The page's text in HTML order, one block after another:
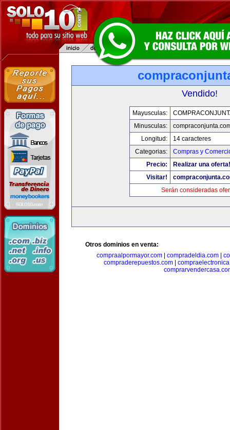
Vendido!
Mayusculas:
Minusculas:
Longitud:
14 caracteres
Categorias:
Compras y
Precio:
Realizar una oferta!
Visitar!
Serán consideradas
Otros dominios en venta:
compraalpormayor.com| compradeldia.com|
compraderepuestos.com|